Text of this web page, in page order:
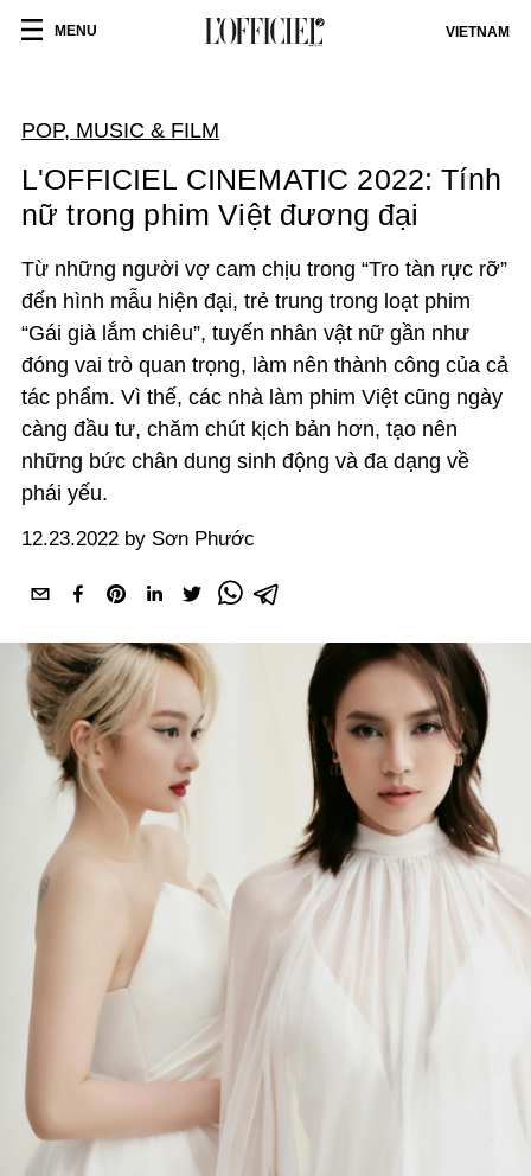
MENU VIETNAM
POP, MUSIC & FILM
L'OFFICIEL CINEMATIC 2022: Tính
nữ trong phim Việt đương đại
Từ những người vợ cam chịu trong “Tro tàn rực rỡ”
đến hình mẫu hiện đại, trẻ trung trong loạt phim
“Gái già lắm chiêu”, tuyến nhân vật nữ gần như
đóng vai trò quan trọng, làm nên thành công của cả
tác phẩm. Vì thế, các nhà làm phim Việt cũng ngày
càng đầu tư, chăm chút kịch bản hơn, tạo nên
những bức chân dung sinh động và đa dạng về
phái yếu.
12.23.2022 by Sơn Phước